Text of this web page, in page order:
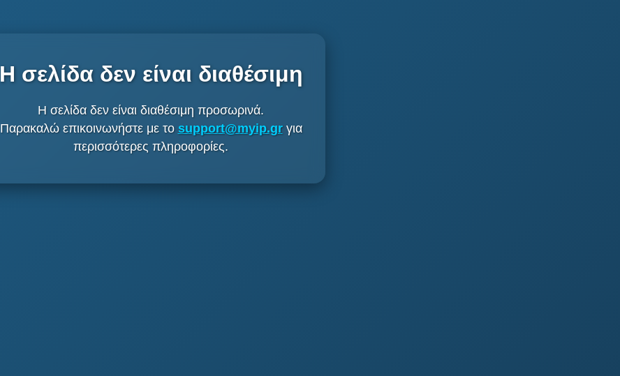
Η σελίδα δεν είναι διαθέσιμη
Η σελίδα δεν είναι διαθέσιμη προσωρινά.
Παρακαλώ επικοινωνήστε με το support@myip.grγια
περισσότερες πληροφορίες.